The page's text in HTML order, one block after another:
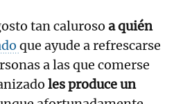
tan caluroso a quién
que ayude a refrescarse
a las que comerse
les produce un